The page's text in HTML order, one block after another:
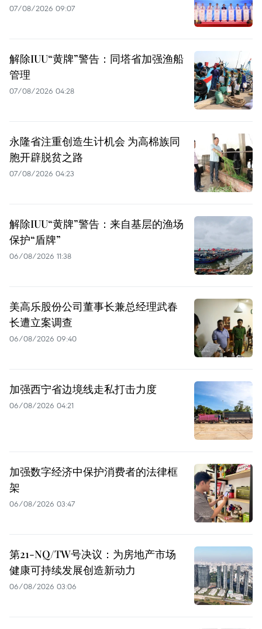
07/08/2026 09:07
解除IUU“黄牌”警告：同塔省加强渔船
管理
07/08/2026 04:28
永隆省注重创造生计机会 为高棉族同
胞开辟脱贫之路
07/08/2026 04:23
解除IUU“黄牌”警告：来自基层的渔场
保护“盾牌”
06/08/2026 11:38
美高乐股份公司董事长兼总经理武春
长遭立案调查
06/08/2026 09:40
加强西宁省边境线走私打击力度
06/08/2026 04:21
加强数字经济中保护消费者的法律框
架
06/08/2026 03:47
第21-NQ/TW号决议：为房地产市场
健康可持续发展创造新动力
06/08/2026 03:06